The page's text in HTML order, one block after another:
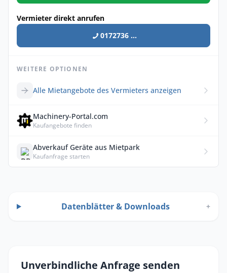
Vermieter direkt anrufen
0172736 ...
WEITERE OPTIONEN
Alle Mietangebote des Vermieters anzeigen
Machinery-Portal.com
Kaufangebote finden
Abverkauf Geräte aus Mietpark
Kaufanfrage starten
Datenblätter & Downloads +
Unverbindliche Anfrage senden